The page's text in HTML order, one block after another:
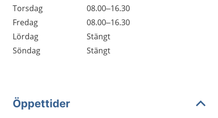
Torsdag
08.00–16.30
Fredag
08.00–16.30
Lördag
Stängt
Söndag
Stängt
Öppettider